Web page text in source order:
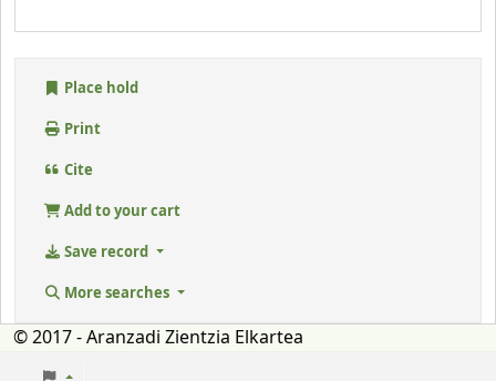
Place hold
Print
Cite
Add to your cart
Save record
More searches
© 2017 - Aranzadi Zientzia Elkartea